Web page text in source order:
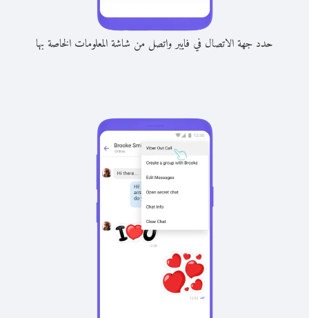
حدد جهة الاتصال في فايبر واتصل من شاشة المعلومات الخاصة بها